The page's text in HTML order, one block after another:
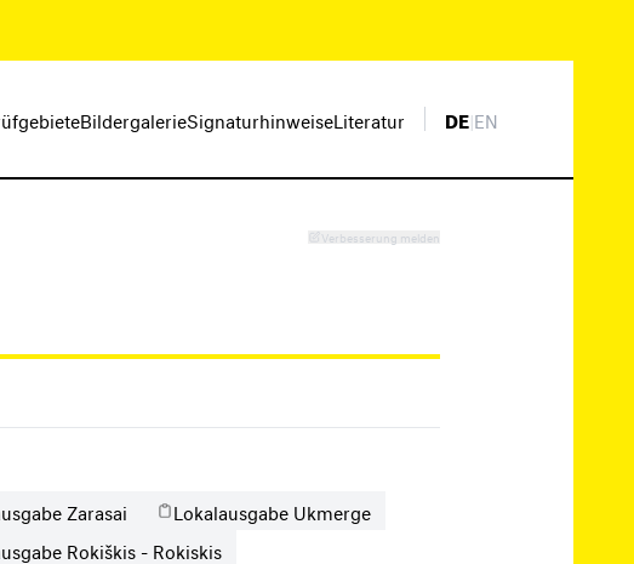
BildergalerieSignaturhinweiseLiteratur DE|EN
Verbesserung melden
Zarasai
Lokalausgabe Ukmerge
Rokiškis - Rokiskis